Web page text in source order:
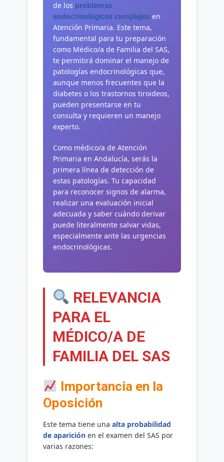
de los problemas
endocrinológicos complejosen
Atención Primaria. Este tema,
fundamental para tu preparación
como Médico/a de Familia del SAS,
te permitirá dominar el manejo de
patologías endocrinológicas que,
aunque menos frecuentes que la
diabetes o los trastornos tiroideos,
pueden presentarse en tu
consulta y requieren un manejo
experto.
Como médico/a de Atención
Primaria en Andalucía, serás la
primera línea de detección de
estas patologías. Tu capacidad
para reconocer signos de alarma,
realizar una evaluación inicial
adecuada y saber cuándo derivar
puede literalmente salvar vidas,
especialmente ante las urgencias
endocrinológicas.
RELEVANCIA
PARA EL
MÉDICO/A DE
FAMILIA DEL SAS
Importancia en la
Oposición
Este tema tiene una alta probabilidad
de apariciónen el examen del SAS por
varias razones: